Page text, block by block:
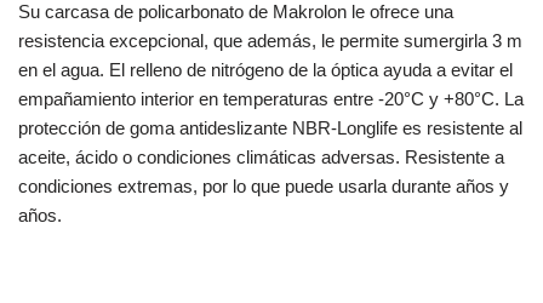
Su carcasa de policarbonato de Makrolon le ofrece una
resistencia excepcional, que además, le permite sumergirla 3 m
en el agua. El relleno de nitrógeno de la óptica ayuda a evitar el
empañamiento interior en temperaturas entre -20°C y +80°C. La
protección de goma antideslizante NBR-Longlife es resistente al
aceite, ácido o condiciones climáticas adversas. Resistente a
condiciones extremas, por lo que puede usarla durante años y
años.